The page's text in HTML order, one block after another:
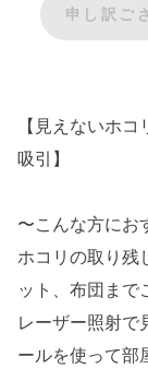
申し訳ご
【見えないホ
吸引】
〜こんな方にお
ホコリの取り残
ット、布団まで
レーザー照射で
ールを使って部